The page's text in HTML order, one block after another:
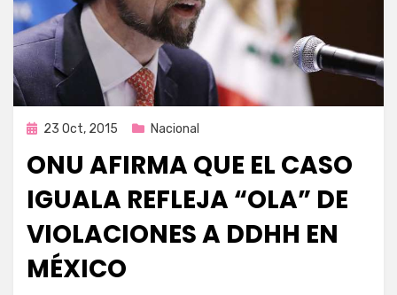
Publicada
23 Oct, 2015 Nacional
ONU AFIRMA QUE EL CASO
IGUALA REFLEJA “OLA” DE
VIOLACIONES A DDHH EN
MÉXICO